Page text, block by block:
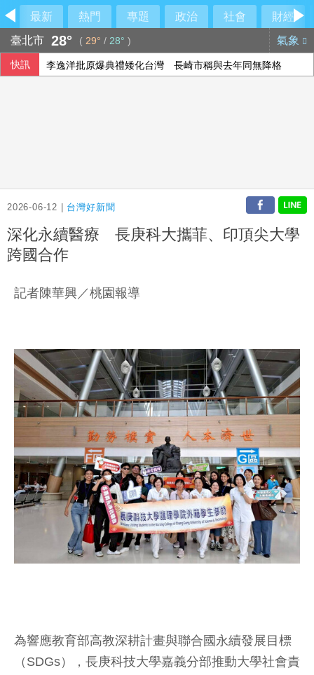
最新 熱門 專題 政治 社會
財經
臺北市 28° ( 29° / 28° ) 氣象
快訊 李逸洋批原爆典禮矮化台灣 長崎市稱與去年同無降格
2026-06-12 | 台灣好新聞
深化永續醫療 長庚科大攜菲、印頂尖大學
跨國合作
記者陳華興／桃園報導
為響應教育部高教深耕計畫與聯合國永續發展目標
（SDGs），長庚科技大學嘉義分部推動大學社會責